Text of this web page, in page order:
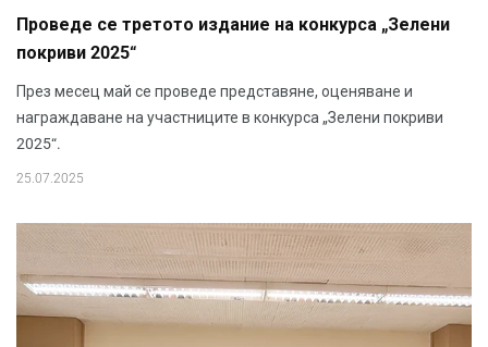
Проведе се третото издание на конкурса „Зелени
покриви 2025“
През месец май се проведе представяне, оценяване и
награждаване на участниците в конкурса „Зелени покриви
2025“.
25.07.2025